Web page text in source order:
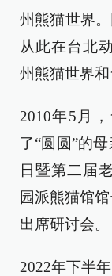
州熊猫世界。
从此在台北
州熊猫世界和
2010年5月
了“圆圆”的
日暨第二届
园派熊猫馆
出席研讨会。
2022年下半